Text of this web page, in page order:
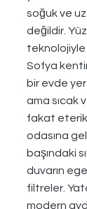
soğuk ve
değildir.
teknolojiyle
Sofya
bir evde
ama sıcak
fakat
odasına
başındaki
duvarın
filtreler.
modern